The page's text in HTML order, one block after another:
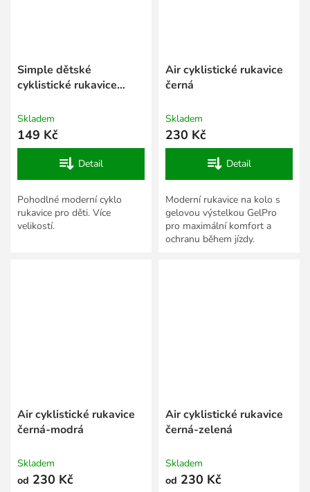
Simple dětské
cyklistické rukavice
Skladem
149 Kč
Detail
Pohodlné moderní cyklo
rukavice pro děti. Více
velikostí.
Air cyklistické rukavice
černá
Skladem
230 Kč
Detail
Moderní rukavice na kolo s
gelovou výstelkou GelPro
pro maximální komfort a
ochranu během jízdy.
Air cyklistické rukavice
černá-modrá
Skladem
od 230 Kč
Air cyklistické rukavice
černá-zelená
Skladem
od 230 Kč